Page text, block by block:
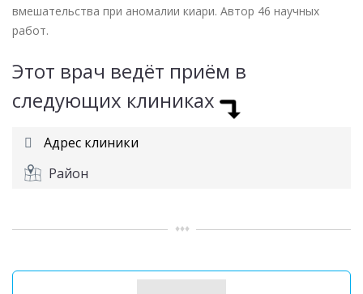
вмешательства при аномалии киари. Автор 46 научных
работ.
Этот врач ведёт приём в
следующих клиниках
Адрес клиники
Район